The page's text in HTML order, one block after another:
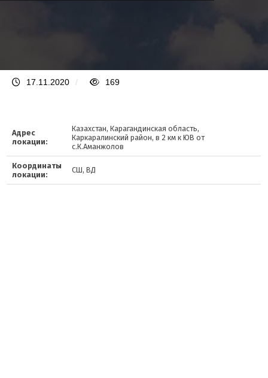
17.11.2020 / 169
Адрес
локации:
Казахстан, Карагандинская область,
Каркаралинский район, в 2 км к ЮВ от
с.К.Аманжолов
Координаты
локации:
СШ, ВД